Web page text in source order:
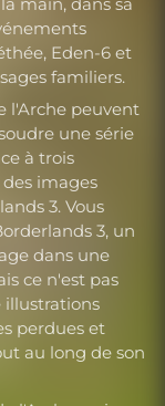
Eden-6 et
familiers.
l'Arche peuvent
une série
à trois
images
3. Vous
3, un
dans une
ce n'est pas
illustrations
perdues et
au long de son